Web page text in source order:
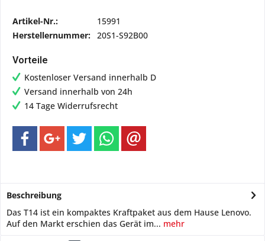
Artikel-Nr.:
15991
Herstellernummer: 20S1-S92B00
Vorteile
Kostenloser Versand innerhalb D
Versand innerhalb von 24h
14 Tage Widerrufsrecht
Beschreibung
Das T14 ist ein kompaktes Kraftpaket aus dem Hause Lenovo.
Auf den Markt erschien das Gerät im... mehr